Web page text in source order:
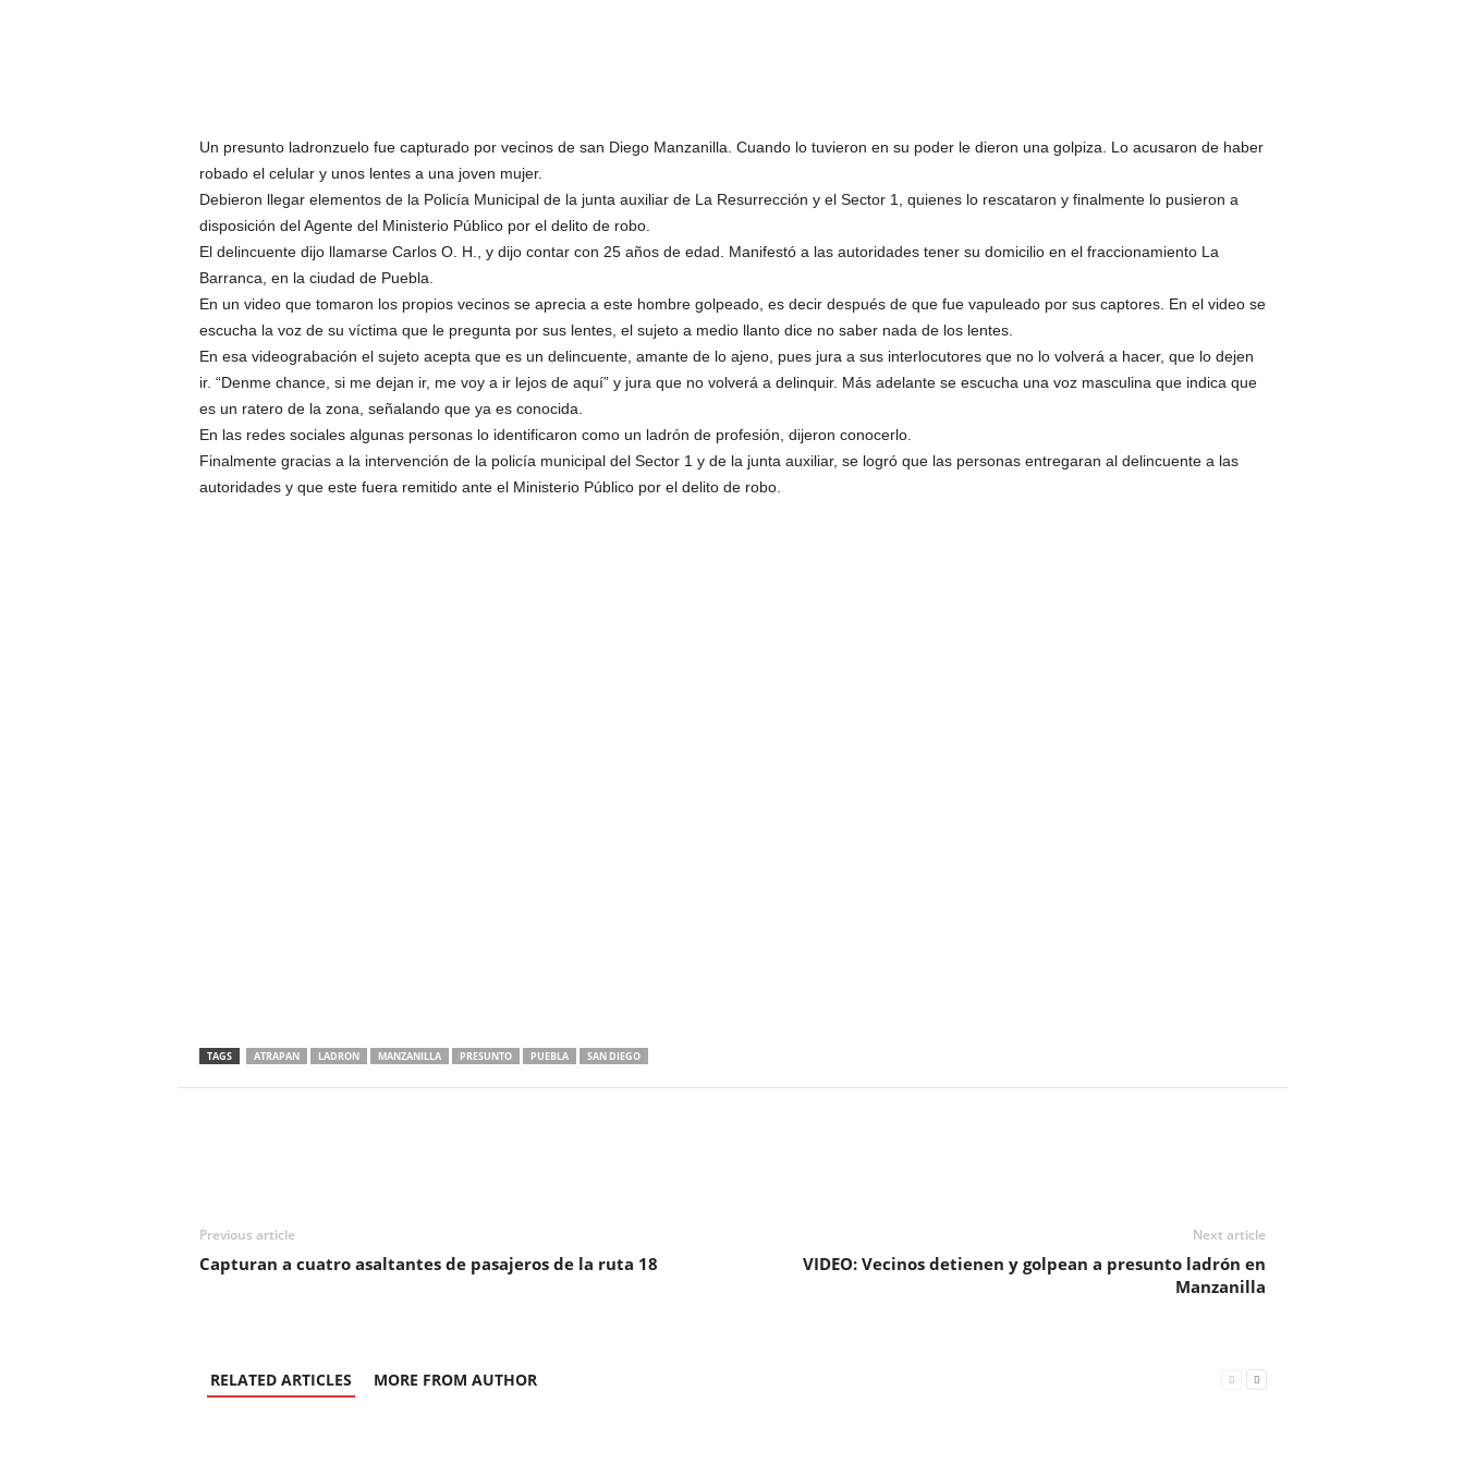
Un presunto ladronzuelo fue capturado por vecinos de san Diego Manzanilla. Cuando lo tuvieron en su poder le dieron una golpiza. Lo acusaron de haber
robado el celular y unos lentes a una joven mujer.
Debieron llegar elementos de la Policía Municipal de la junta auxiliar de La Resurrección y el Sector 1, quienes lo rescataron y finalmente lo pusieron a
disposición del Agente del Ministerio Público por el delito de robo.
El delincuente dijo llamarse Carlos O. H., y dijo contar con 25 años de edad. Manifestó a las autoridades tener su domicilio en el fraccionamiento La
Barranca, en la ciudad de Puebla.
En un video que tomaron los propios vecinos se aprecia a este hombre golpeado, es decir después de que fue vapuleado por sus captores. En el video se
escucha la voz de su víctima que le pregunta por sus lentes, el sujeto a medio llanto dice no saber nada de los lentes.
En esa videograbación el sujeto acepta que es un delincuente, amante de lo ajeno, pues jura a sus interlocutores que no lo volverá a hacer, que lo dejen
ir. “Denme chance, si me dejan ir, me voy a ir lejos de aquí” y jura que no volverá a delinquir. Más adelante se escucha una voz masculina que indica que
es un ratero de la zona, señalando que ya es conocida.
En las redes sociales algunas personas lo identificaron como un ladrón de profesión, dijeron conocerlo.
Finalmente gracias a la intervención de la policía municipal del Sector 1 y de la junta auxiliar, se logró que las personas entregaran al delincuente a las
autoridades y que este fuera remitido ante el Ministerio Público por el delito de robo.
TAGS ATRAPAN LADRON MANZANILLA PRESUNTO PUEBLA SAN DIEGO
Previous article
Capturan a cuatro asaltantes de pasajeros de la ruta 18
Next article
VIDEO: Vecinos detienen y golpean a presunto ladrón en
Manzanilla
RELATED ARTICLES MORE FROM AUTHOR